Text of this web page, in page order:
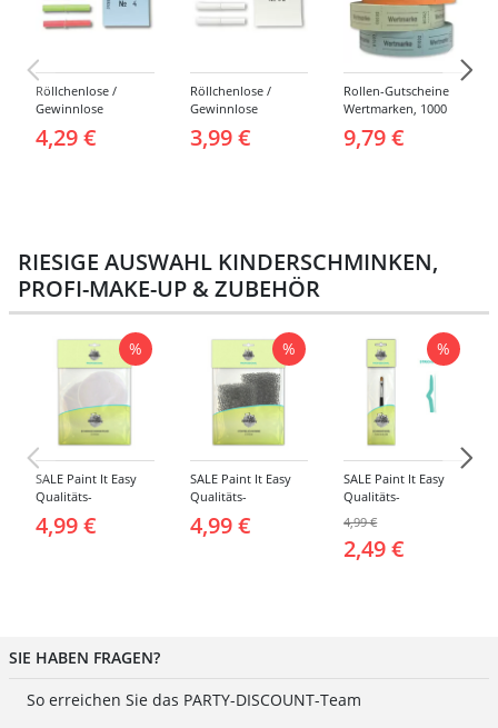
Röllchenlose /
Gewinnlose
Tombola, Treffer,
bunt - Nummern 1-
4,29 €
Röllchenlose /
Gewinnlose
Tombola, Treffer,
weiß - Verschiedene
3,99 €
Rollen-Gutscheine
Wertmarken, 1000
Abrisse -
Verschiedene
9,79 €
RIESIGE AUSWAHL KINDERSCHMINKEN,
PROFI-MAKE-UP & ZUBEHÖR
%
SALE Paint It Easy
Qualitäts-
Rund, 2 Stück, für
4,99 €
%
SALE Paint It Easy
Qualitäts-
Stoppelschwamm, 2
4,99 €
%
SALE Paint It Easy
Qualitäts-
klein, für Gesicht
und Körper
4,99 €
2,49 €
SIE HABEN FRAGEN?
So erreichen Sie das PARTY-DISCOUNT-Team